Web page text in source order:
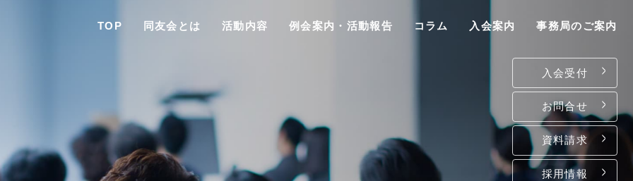
TOP 同友会とは 活動内容 例会案内・活動報告 コラム 入会案内 事務局のご案内
入会受付
お問合せ
資料請求
採用情報
TOP